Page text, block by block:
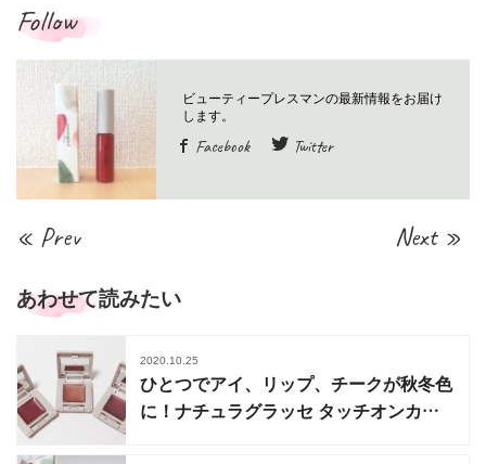
Follow
Facebook Twitter
« Prev Next »
あわせて読みたい
2020.10.25
ひとつでアイ、リップ、チークが秋冬色
に！ナチュラグラッセ タッチオンカラ